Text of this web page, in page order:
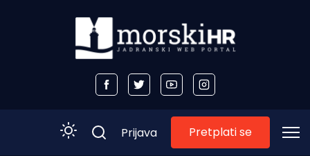
Prijava Pretplati se